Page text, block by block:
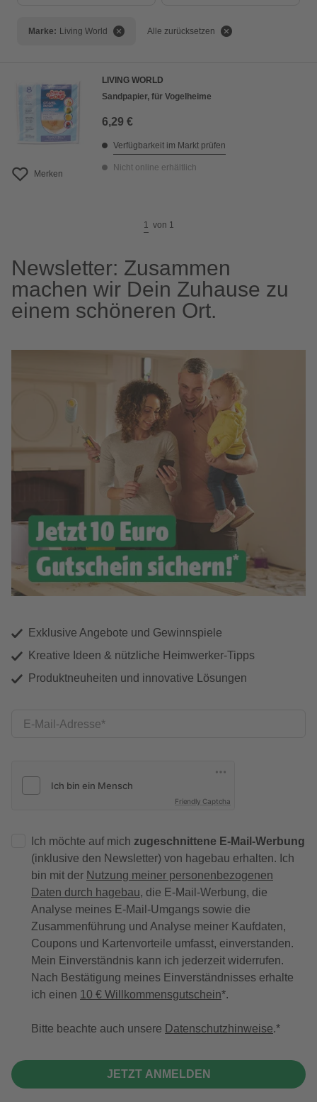
Bewertung
Marke: Living World Alle zurücksetzen
Merken
LIVING WORLD
Sandpapier, für Vogelheime
6,29 €
Verfügbarkeit im Markt prüfen
Nicht online erhältlich
1 von 1
Newsletter: Zusammen
machen wir Dein Zuhause zu
einem schöneren Ort.
Exklusive Angebote und Gewinnspiele
Kreative Ideen & nützliche Heimwerker-Tipps
Produktneuheiten und innovative Lösungen
E-Mail-Adresse
Friendly Captcha
Ich möchte auf mich zugeschnittene E-Mail-Werbung
(inklusive den Newsletter) von hagebau erhalten. Ich
bin mit der Nutzung meiner personenbezogenen
Daten durch hagebau, die E-Mail-Werbung, die
Analyse meines E-Mail-Umgangs sowie die
Zusammenführung und Analyse meiner Kaufdaten,
Coupons und Kartenvorteile umfasst, einverstanden.
Mein Einverständnis kann ich jederzeit widerrufen.
Nach Bestätigung meines Einverständnisses erhalte
ich einen 10 € Willkommensgutschein*.
Bitte beachte auch unsere Datenschutzhinweise.
JETZT ANMELDEN